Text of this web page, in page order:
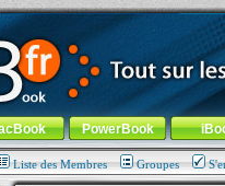
nomade !
général-Aller au menu de
PowerBook
Liste des Membres Groupes